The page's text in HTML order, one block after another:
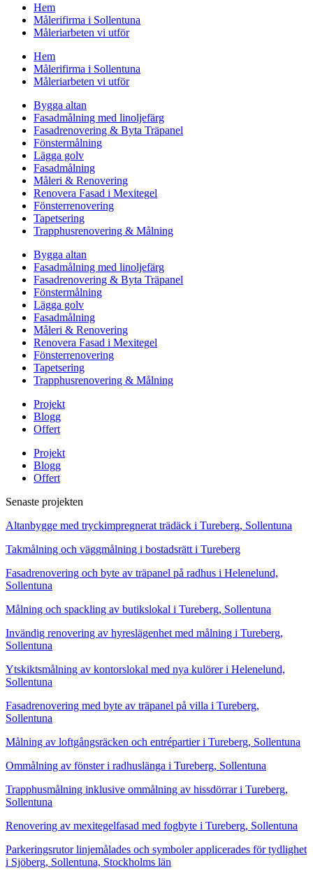
Hem
Målerifirma i Sollentuna
Måleriarbeten vi utför
Hem
Målerifirma i Sollentuna
Måleriarbeten vi utför
Bygga altan
Fasadmålning med linoljefärg
Fasadrenovering & Byta Träpanel
Fönstermålning
Lägga golv
Fasadmålning
Måleri & Renovering
Renovera Fasad i Mexitegel
Fönsterrenovering
Tapetsering
Trapphusrenovering & Målning
Bygga altan
Fasadmålning med linoljefärg
Fasadrenovering & Byta Träpanel
Fönstermålning
Lägga golv
Fasadmålning
Måleri & Renovering
Renovera Fasad i Mexitegel
Fönsterrenovering
Tapetsering
Trapphusrenovering & Målning
Projekt
Blogg
Offert
Projekt
Blogg
Offert
Senaste projekten
Altanbygge med tryckimpregnerat trädäck i Tureberg, Sollentuna
Takmålning och väggmålning i bostadsrätt i Tureberg
Fasadrenovering och byte av träpanel på radhus i Helenelund,
Sollentuna
Målning och spackling av butikslokal i Tureberg, Sollentuna
Invändig renovering av hyreslägenhet med målning i Tureberg,
Sollentuna
Ytskiktsmålning av kontorslokal med nya kulörer i Helenelund,
Sollentuna
Fasadrenovering med byte av träpanel på villa i Tureberg,
Sollentuna
Målning av loftgångsräcken och entrépartier i Tureberg, Sollentuna
Ommålning av fönster i radhuslänga i Tureberg, Sollentuna
Trapphusmålning inklusive ommålning av hissdörrar i Tureberg,
Sollentuna
Renovering av mexitegelfasad med fogbyte i Tureberg, Sollentuna
Parkeringsrutor linjemålades och symboler applicerades för tydlighet
i Sjöberg, Sollentuna, Stockholms län